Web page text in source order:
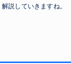
説していきますね。